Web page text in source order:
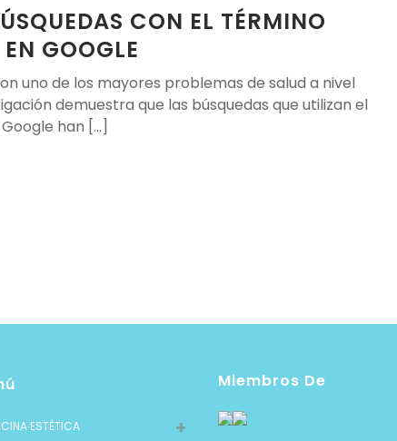
CON EL TÉRMINO
GOOGLE
uno de los mayores problemas de salud a nivel
demuestra que las búsquedas que utilizan el
han [...]
ESTÉTICA
Miembros De